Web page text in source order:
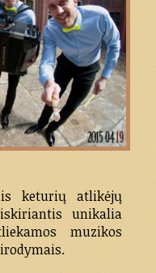
keturių atlikėjų
unikalia
muzikos